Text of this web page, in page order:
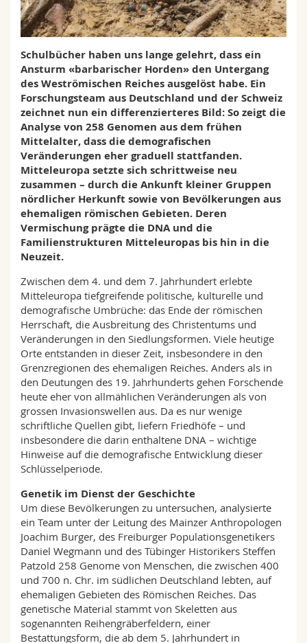
Math.-Nat. und Med. Fak.
Mitarbeitende
Webmail
Vorlesungsverzeichnis
MyUnifr
Schulbücher haben uns lange gelehrt, dass ein
Ansturm «barbarischer Horden» den Untergang
des Weströmischen Reiches ausgelöst habe. Ein
Forschungsteam aus Deutschland und der Schweiz
zeichnet nun ein differenzierteres Bild: So zeigt die
Analyse von 258 Genomen aus dem frühen
Mittelalter, dass die demografischen
Veränderungen eher graduell stattfanden.
Mitteleuropa setzte sich schrittweise neu
zusammen – durch die Ankunft kleiner Gruppen
nördlicher Herkunft sowie von Bevölkerungen aus
ehemaligen römischen Gebieten. Deren
Vermischung prägte die DNA und die
Familienstrukturen Mitteleuropas bis hin in die
Neuzeit.
Zwischen dem 4. und dem 7. Jahrhundert erlebte
Mitteleuropa tiefgreifende politische, kulturelle und
demografische Umbrüche: das Ende der römischen
Herrschaft, die Ausbreitung des Christentums und
Veränderungen in den Siedlungsformen. Viele heutige
Orte entstanden in dieser Zeit, insbesondere in den
Grenzregionen des ehemaligen Reiches. Anders als in
den Deutungen des 19. Jahrhunderts gehen Forschende
heute eher von allmählichen Veränderungen als von
grossen Invasionswellen aus. Da es nur wenige
schriftliche Quellen gibt, liefern Friedhöfe – und
insbesondere die darin enthaltene DNA – wichtige
Hinweise auf die demografische Entwicklung dieser
Schlüsselperiode.
Genetik im Dienst der Geschichte
Um diese Bevölkerungen zu untersuchen, analysierte
ein Team unter der Leitung des Mainzer Anthropologen
Joachim Burger, des Freiburger Populationsgenetikers
Daniel Wegmann und des Tübinger Historikers Steffen
Patzold 258 Genome von Menschen, die zwischen 400
und 700 n. Chr. im südlichen Deutschland lebten, auf
ehemaligen Gebieten des Römischen Reiches. Das
genetische Material stammt von Skeletten aus
sogenannten Reihengräberfeldern, einer
Bestattungsform, die ab dem 5. Jahrhundert in